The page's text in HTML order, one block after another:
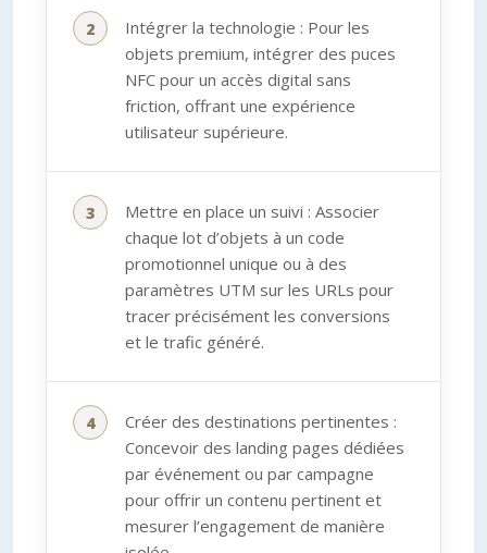
Intégrer la technologie : Pour les
objets premium, intégrer des puces
NFC pour un accès digital sans
friction, offrant une expérience
utilisateur supérieure.
Mettre en place un suivi : Associer
chaque lot d’objets à un code
promotionnel unique ou à des
paramètres UTM sur les URLs pour
tracer précisément les conversions
et le trafic généré.
Créer des destinations pertinentes :
Concevoir des landing pages dédiées
par événement ou par campagne
pour offrir un contenu pertinent et
mesurer l’engagement de manière